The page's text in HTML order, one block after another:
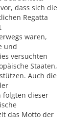
dass sich die
Regatta
waren,
und
versuchten
Staaten,
Auch die
folgten dieser
das Motto der